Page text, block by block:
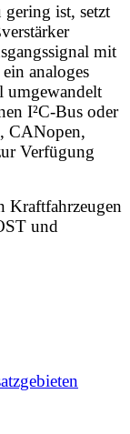
gering ist, setzt
mit
analoges
umgewandelt
I²C-Bus oder
CANopen,
Verfügung
Kraftfahrzeugen
und